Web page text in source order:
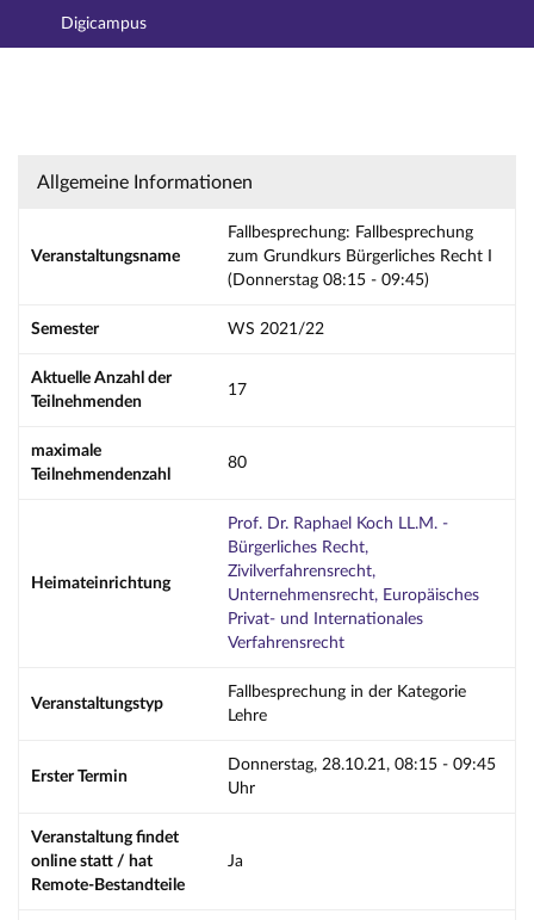
Hauptnavigation
Digicampus
Fallbesprechung: Fallbesprechung zum
Allgemeine Informationen
Veranstaltungsname
Fallbesprechung: Fallbesprechung
zum Grundkurs Bürgerliches Recht I
(Donnerstag 08:15 - 09:45)
Semester WS 2021/22
Aktuelle Anzahl der
Teilnehmenden
17
maximale
Teilnehmendenzahl
80
Heimateinrichtung
Prof. Dr. Raphael Koch LL.M. -
Bürgerliches Recht,
Zivilverfahrensrecht,
Unternehmensrecht, Europäisches
Privat- und Internationales
Verfahrensrecht
Veranstaltungstyp
Fallbesprechung in der Kategorie
Lehre
Erster Termin
Donnerstag, 28.10.21, 08:15 - 09:45
Uhr
Veranstaltung findet
online statt / hat
Remote-Bestandteile
Ja